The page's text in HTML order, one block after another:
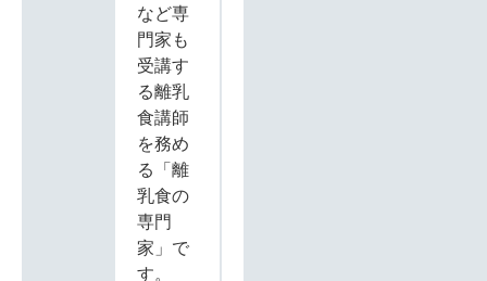
など専
門家も
受講す
る離乳
食講師
を務め
る「離
乳食の
専門
家」で
す。